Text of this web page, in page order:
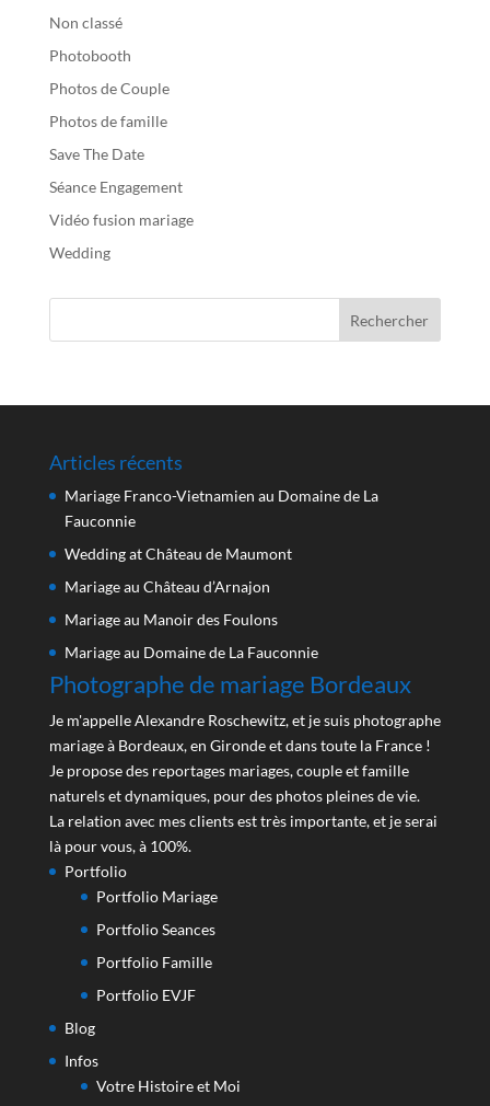
Non classé
Photobooth
Photos de Couple
Photos de famille
Save The Date
Séance Engagement
Vidéo fusion mariage
Wedding
Articles récents
Mariage Franco-Vietnamien au Domaine de La
Fauconnie
Wedding at Château de Maumont
Mariage au Château d’Arnajon
Mariage au Manoir des Foulons
Mariage au Domaine de La Fauconnie
Photographe de mariage Bordeaux
Je m'appelle Alexandre Roschewitz, et je suis photographe
mariage à Bordeaux, en Gironde et dans toute la France !
Je propose des reportages mariages, couple et famille
naturels et dynamiques, pour des photos pleines de vie.
La relation avec mes clients est très importante, et je serai
là pour vous, à 100%.
Portfolio
Portfolio Mariage
Portfolio Seances
Portfolio Famille
Portfolio EVJF
Blog
Infos
Votre Histoire et Moi